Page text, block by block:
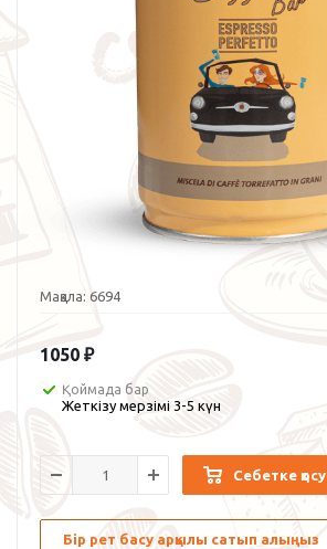
Мақала: 6694
1050 ₽
Қоймада бар
Жеткізу мерзімі 3-5 күн
Себетке қосу
Бір рет басу арқылы сатып алыңыз